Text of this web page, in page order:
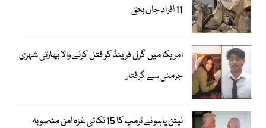
11 افراد جاں بحق
امریکا میں گرل فرینڈ کو قتل کرنے والا بھارتی شہری
جرمنی سے گرفتار
نیتن یاہو نے ٹرمپ کا 15 نکاتی غزہ امن منصوبہ